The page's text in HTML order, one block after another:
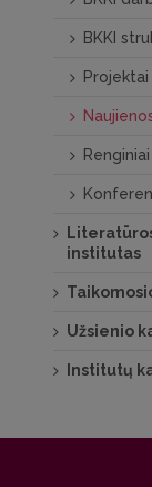
BKKI
Projektai
institutas
Užsienio
Institutų